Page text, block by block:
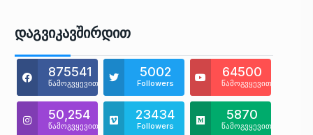
Დაგვიკავშირდით
875541
წამოგვყევით
5002
Followers
64500
წამოგვყევით
50,254
წამოგვყევით
23434
Followers
5870
წამოგვყევით